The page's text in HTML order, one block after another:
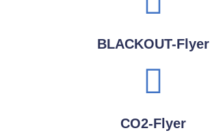
BLACKOUT-Flyer
CO2-Flyer